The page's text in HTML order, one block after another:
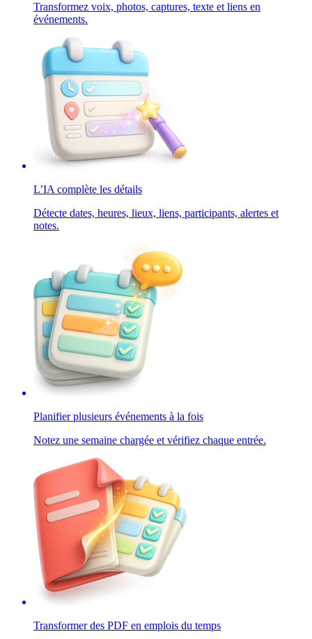
Transformez voix, photos, captures, texte et liens en
événements.
L’IA complète les détails
Détecte dates, heures, lieux, liens, participants, alertes et
notes.
Planifier plusieurs événements à la fois
Notez une semaine chargée et vérifiez chaque entrée.
Transformer des PDF en emplois du temps